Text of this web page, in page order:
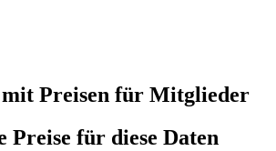
Preisen für Mitglieder
Preise für diese Daten